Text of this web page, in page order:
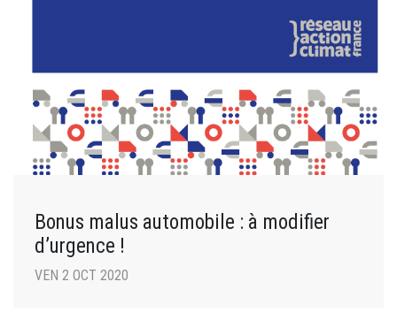
Bonus malus automobile : à modifier
d’urgence !
VEN 2 OCT 2020